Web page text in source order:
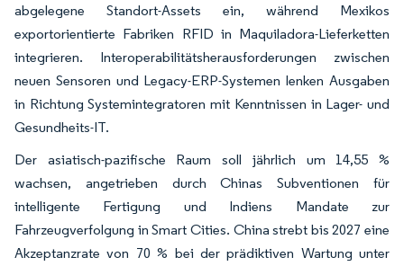
abgelegene Standort-Assets ein, während Mexikos
exportorientierte Fabriken RFID in Maquiladora-Lieferketten
integrieren. Interoperabilitätsherausforderungen zwischen
neuen Sensoren und Legacy-ERP-Systemen lenken Ausgaben
in Richtung Systemintegratoren mit Kenntnissen in Lager- und
Gesundheits-IT.
Der asiatisch-pazifische Raum soll jährlich um 14,55 %
wachsen, angetrieben durch Chinas Subventionen für
intelligente Fertigung und Indiens Mandate zur
Fahrzeugverfolgung in Smart Cities. China strebt bis 2027 eine
Akzeptanzrate von 70 % bei der prädiktiven Wartung unter